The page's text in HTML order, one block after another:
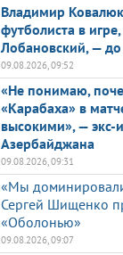
Владимир
футболиста в
Лобановский, —
09.08.2026, 09:52
«Не понимаю,
«Карабаха» в
высокими», — экс-
Азербайджана
09.08.2026, 09:31
«Мы
Сергей Шищенко
«Оболонью»
09.08.2026, 09:07